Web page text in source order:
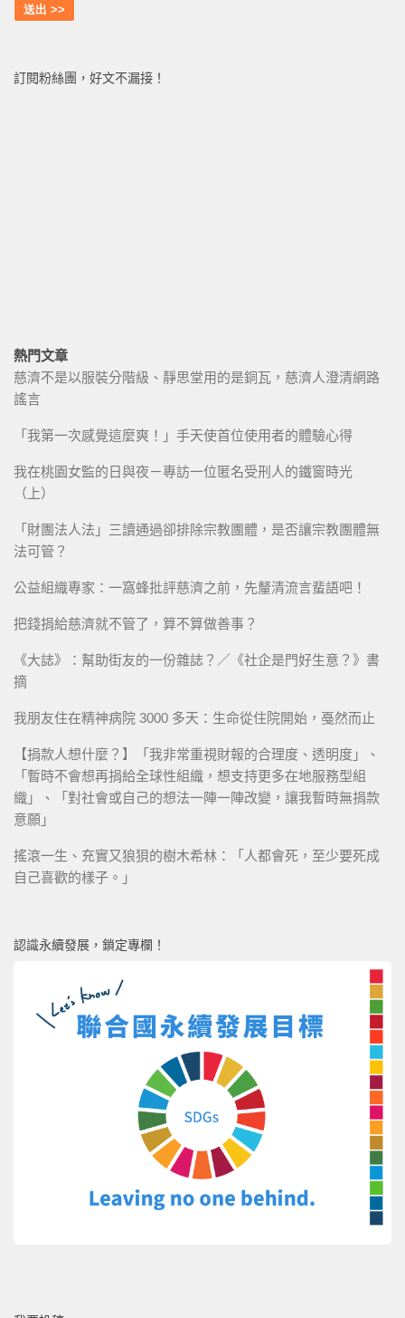
訂閱粉絲團，好文不漏接！
熱門文章
慈濟不是以服裝分階級、靜思堂用的是銅瓦，慈濟人澄清網路
謠言
「我第一次感覺這麼爽！」手天使首位使用者的體驗心得
我在桃園女監的日與夜－專訪一位匿名受刑人的鐵窗時光
（上）
「財團法人法」三讀通過卻排除宗教團體，是否讓宗教團體無
法可管？
公益組織專家：一窩蜂批評慈濟之前，先釐清流言蜚語吧！
把錢捐給慈濟就不管了，算不算做善事？
《大誌》：幫助街友的一份雜誌？／《社企是門好生意？》書
摘
我朋友住在精神病院 3000 多天：生命從住院開始，戞然而止
【捐款人想什麼？】「我非常重視財報的合理度、透明度」、
「暫時不會想再捐給全球性組織，想支持更多在地服務型組
織」、「對社會或自己的想法一陣一陣改變，讓我暫時無捐款
意願」
搖滾一生、充實又狼狽的樹木希林：「人都會死，至少要死成
自己喜歡的樣子。」
認識永續發展，鎖定專欄！